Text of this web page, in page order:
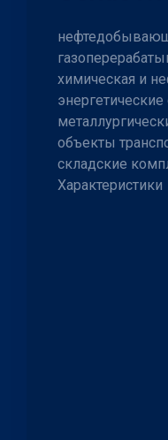
химическая и
объекты
складские
Характеристики